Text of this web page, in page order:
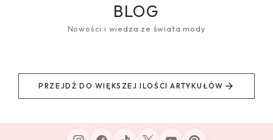
BLOG
Nowości i wiedza ze świata mody
PRZEJDŹ DO WIĘKSZEJ ILOŚCI ARTYKUŁÓW